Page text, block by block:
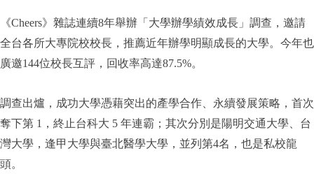
《Cheers》雜誌連續8年舉辦「大學辦學績效成長」調查，邀請
全台各所大專院校校長，推薦近年辦學明顯成長的大學。今年也
廣邀144位校長互評，回收率高達87.5%。
調查出爐，成功大學憑藉突出的產學合作、永續發展策略，首次
奪下第 1，終止台科大 5 年連霸；其次分別是陽明交通大學、台
灣大學，逢甲大學與臺北醫學大學，並列第4名，也是私校龍
頭。